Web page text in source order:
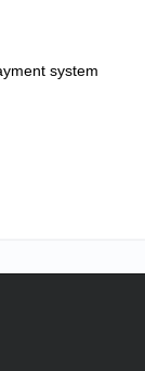
system